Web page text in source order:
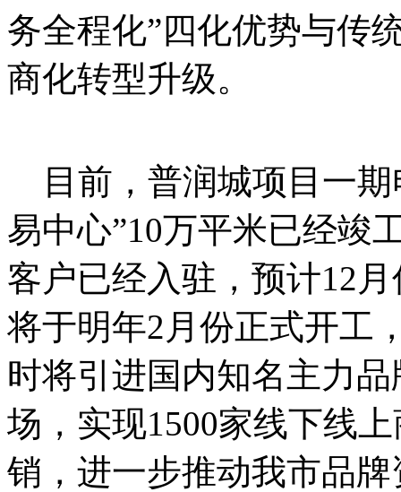
务全程化”四化优势与传
商化转型升级。
目前，普润城项目一期
易中心”10万平米已经竣
客户已经入驻，预计12
将于明年2月份正式开工
时将引进国内知名主力
场，实现1500家线下线
销，进一步推动我市品